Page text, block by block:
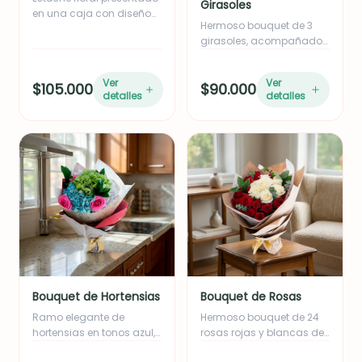
en una caja con diseño
$105.000
Ver
detalles
Girasoles
Hermoso bouquet de 3
girasoles, acompañado
envuelto en elegante
papel coreano negro con
decorado con una
delicada cinta de amor
que realza su
presentación. Incluye una
tarjeta con mensaje
personalizado.
$90.000
Ver
detalles
Bouquet de Hortensias
Ramo elegante de
hortensias en tonos azul,
Bouquet de Rosas
Hermoso bouquet de 24
rosas rojas y blancas de